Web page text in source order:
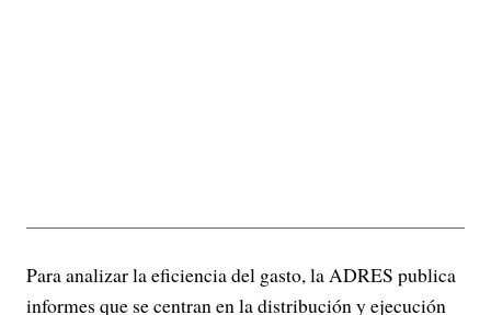
Para analizar la eficiencia del gasto, la ADRES publica
informes que se centran en la distribución y ejecución